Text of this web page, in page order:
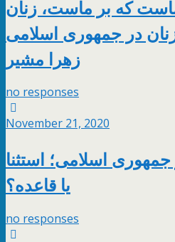
که بر ماست، زنان
در جمهوری اسلامی
زهرا مشیر
no responses
November 21, 2020
اسلامی؛ استثنا
یا قاعده؟
no responses